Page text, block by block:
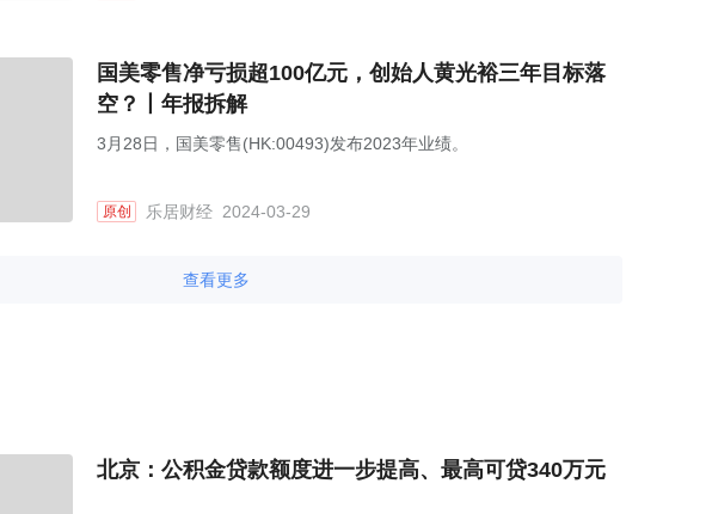
国美零售净亏损超100亿元，创始人黄光裕三年目标落
空？丨年报拆解
3月28日，国美零售(HK:00493)发布2023年业绩。
原创 乐居财经 2024-03-29
查看更多
北京：公积金贷款额度进一步提高、最高可贷340万元